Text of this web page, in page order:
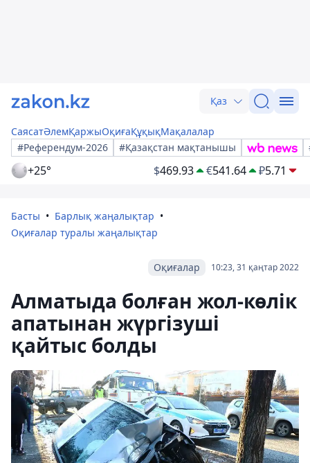
Қаз
СаясатӘлемҚаржыОқиғаҚұқықМақалалар
#Референдум-2026
#Қазақстан мақтанышы
+25° $469.93 €541.64 ₽5.71
Басты
Барлық жаңалықтар
Оқиғалар туралы жаңалықтар
10:23, 31 қаңтар 2022
Оқиғалар
Алматыда болған жол-көлік
апатынан жүргізуші
қайтыс болды